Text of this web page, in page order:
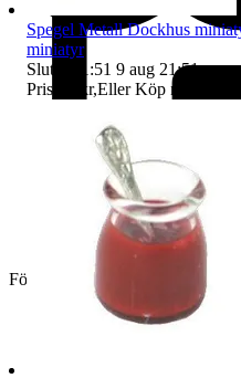
Företag
Spegel Metall Dockhus
miniatyr
Sluttid
21:51 9 aug 21:51.
Pris:
49 kr,Eller Köp nu